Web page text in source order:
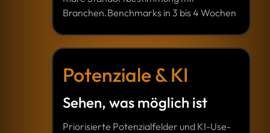
Branchen.Benchmarks in 3 bis 4 Wochen
Potenziale & KI
Sehen, was möglich ist
Priorisierte Potenzialfelder und KI-Use-